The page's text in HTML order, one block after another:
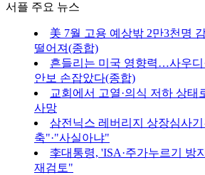
서플 주요 뉴스
美 7월 고용 예상밖 2만3천명
떨어져(종합)
흔들리는 미국 영향력…사우디
안보 손잡았다(종합)
교회에서 고열·의식 저하 상태
사망
삼전닉스 레버리지 상장심사
축"·"사실아냐"
李대통령, 'ISA·주가누르기 방
재검토"